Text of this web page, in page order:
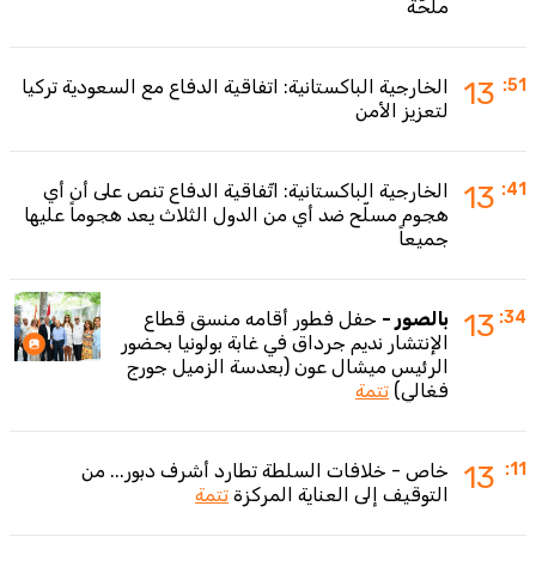
ملحّة
13 :51
الخارجية الباكستانية: اتفاقية الدفاع مع السعودية تركيا
لتعزيز الأمن
13 :41
الخارجية الباكستانية: اتّفاقية الدفاع تنص على أن أي
هجوم مسلّح ضد أي من الدول الثلاث يعد هجوماً عليها
جميعاً
13 :34 بالصور - حفل فطور أقامه منسق قطاع
الإنتشار نديم جرداق في غابة بولونيا بحضور
الرئيس ميشال عون (بعدسة الزميل جورج
فغالي) تتمة
13 :11
خاص - خلافات السلطة تطارد أشرف دبور... من
التوقيف إلى العناية المركزة تتمة